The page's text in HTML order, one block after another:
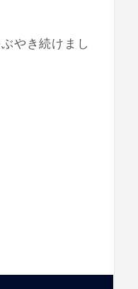
やき続けまし